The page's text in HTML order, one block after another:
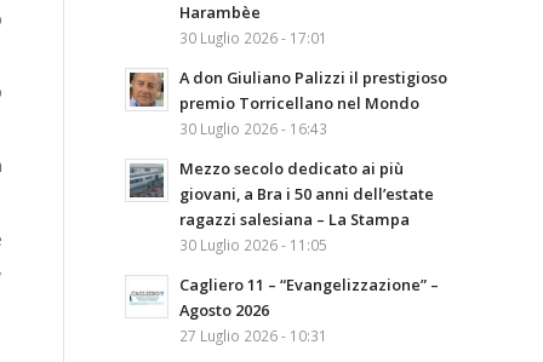
Harambèe
30 Luglio 2026 - 17:01
A don Giuliano Palizzi il prestigioso
premio Torricellano nel Mondo
30 Luglio 2026 - 16:43
Mezzo secolo dedicato ai più
giovani, a Bra i 50 anni dell’estate
ragazzi salesiana – La Stampa
30 Luglio 2026 - 11:05
Cagliero 11 – “Evangelizzazione” –
Agosto 2026
27 Luglio 2026 - 10:31